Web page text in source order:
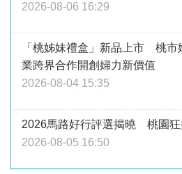
2026-08-06 16:29
「桃姊妹禮盒」新品上市 桃市
業跨界合作開創婦力新價值
2026-08-04 15:35
2026馬路好行評選揭曉 桃園狂
2026-08-05 16:50